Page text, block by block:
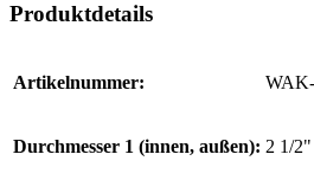
Produktdetails
Artikelnummer:
Durchmesser 1 (innen, außen): 2 1/